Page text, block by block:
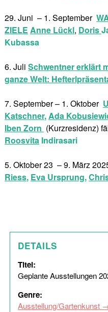
29. Juni – 1. September
ZIELE Anne Lückl, Doris
Kubassa
6. Juli Schwentner erklärt
ganze Welt:
7. September – 1. Oktober
Katschner,Ada
Iben Zorn (Kurzresidenz)
RoosvitaIndirasari
5. Oktober 23 – 9. März
Riess, Eva Ursprung,
DETAILS
Titel:
Geplante Ausstellungen
Genre:
Ausstellung/Gartenkunst